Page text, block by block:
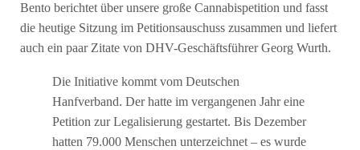
Bento berichtet über unsere große Cannabispetition und fasst
die heutige Sitzung im Petitionsauschuss zusammen und liefert
auch ein paar Zitate von DHV-Geschäftsführer Georg Wurth.
Die Initiative kommt vom Deutschen
Hanfverband. Der hatte im vergangenen Jahr eine
Petition zur Legalisierung gestartet. Bis Dezember
hatten 79.000 Menschen unterzeichnet – es wurde